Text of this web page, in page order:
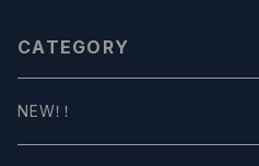
CATEGORY
NEW！！